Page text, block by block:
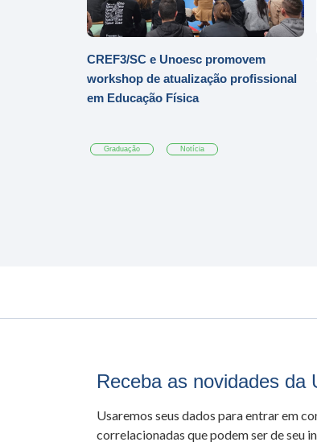
CREF3/SC e Unoesc promovem
workshop de atualização profissional
em Educação Física
Graduação Notícia
Receba as novidades da
Usaremos seus dados para entrar em
correlacionadas que podem ser de seu